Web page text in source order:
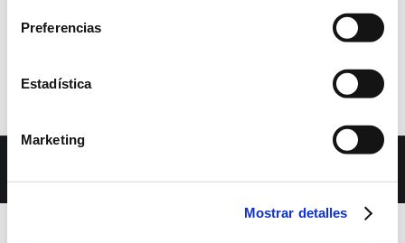
Preferencias
Estadística
Marketing
Mostrar detalles
premium WordPress themes
bara inferior